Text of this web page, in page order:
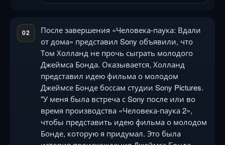
02
После завершения «Человека-паука: Вдали
от дома» представил Sony объявили, что
Том Холланд не прочь сыграть молодого
Джеймса Бонда. Оказывается, Холланд
представил идею фильма о молодом
Джеймсе Бонде боссам студии Sony Pictures.
"У меня была встреча с Sony после или во
время производства «Человека-паука 2»,
чтобы представить идею фильма о молодом
Бонде, которую я придумал. Это была